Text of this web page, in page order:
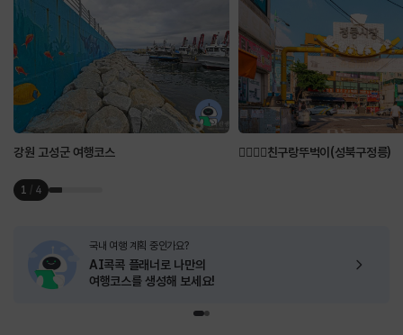
강원 고성군 여행코스 👩‍❤️‍💋‍👩친구랑뚜벅이(성북구정릉)
1 / 4
국내 여행 계획 중인가요?
AI콕콕 플래너로 나만의
여행코스를 생성해 보세요!